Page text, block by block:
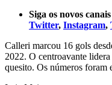
Siga os novos
Twitter, Instagram,
Calleri marcou 16 gols
2022. O centroavante
quesito. Os números foram